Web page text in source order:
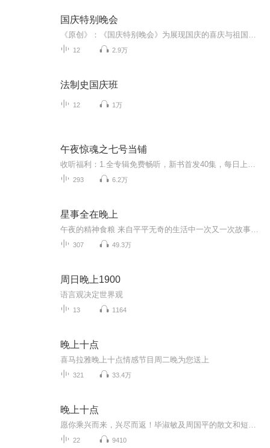
国庆特别晚会
12 2.9万
法制史国庆班
12 1万
午夜惊魂之七号当铺
293 6.2万
星事全在晚上
307 49.3万
周日晚上1900
语言观决定世界观
13 1164
晚上十点
喜马拉雅晚上十点情感节目周二晚为您送上
321 33.4万
晚上十点
22 9410